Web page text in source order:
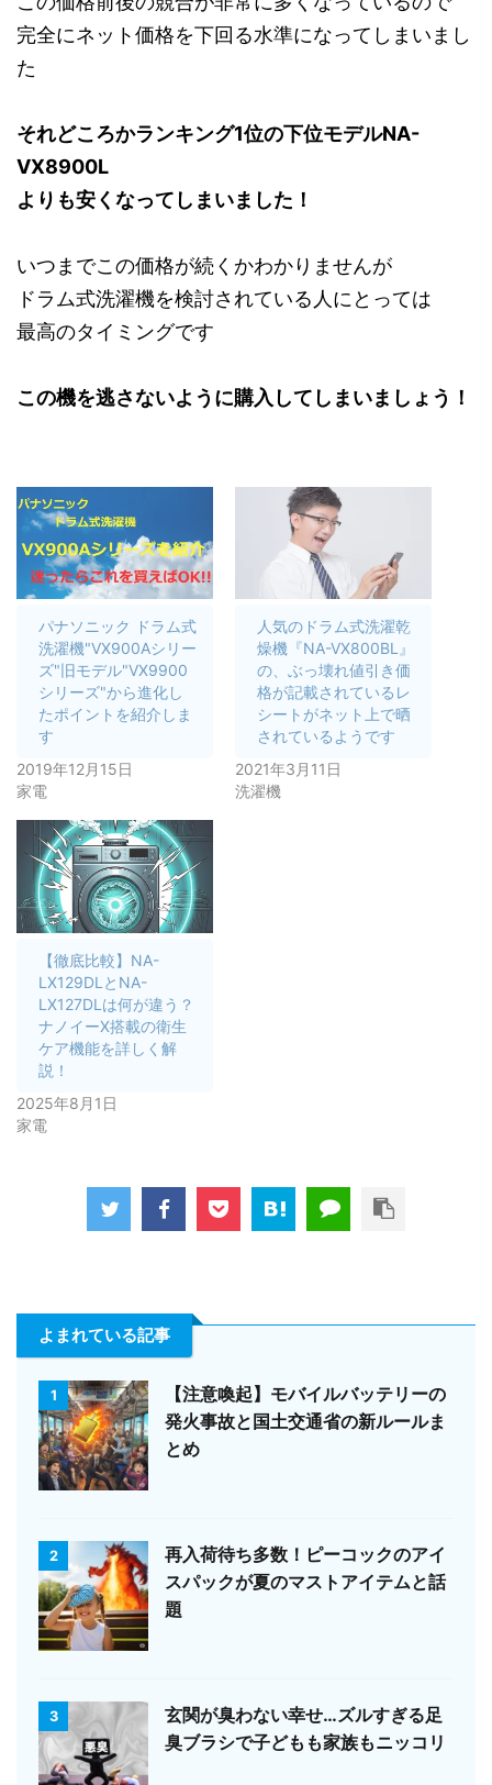
完全にネット価格を下回る水準になってしまいまし
た
それどころかランキング1位の下位モデルNA-
VX8900L
よりも安くなってしまいました！
いつまでこの価格が続くかわかりませんが
ドラム式洗濯機を検討されている人にとっては
最高のタイミングです
この機を逃さないように購入してしまいましょう！
パナソニック ドラム式
洗濯機"VX900Aシリー
ズ"旧モデル"VX9900
シリーズ"から進化し
たポイントを紹介しま
す
2019年12月15日
家電
人気のドラム式洗濯乾
燥機『NA-VX800BL』
の、ぶっ壊れ値引き価
格が記載されているレ
シートがネット上で晒
されているようです
2021年3月11日
洗濯機
【徹底比較】NA-
LX129DLとNA-
LX127DLは何が違う？
ナノイーX搭載の衛生
ケア機能を詳しく解
説！
2025年8月1日
家電
よまれている記事
1
【注意喚起】モバイルバッテリーの
発火事故と国土交通省の新ルールま
とめ
2
再入荷待ち多数！ピーコックのアイ
スパックが夏のマストアイテムと話
題
3
玄関が臭わない幸せ…ズルすぎる足
臭ブラシで子どもも家族もニッコリ